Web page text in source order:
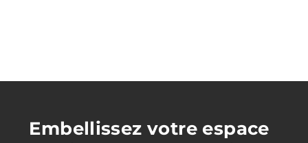
Embellissez votre espace